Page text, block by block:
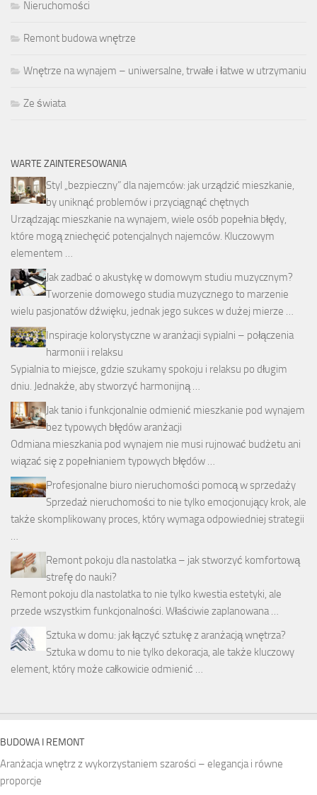
Nieruchomości
Remont budowa wnętrze
Wnętrze na wynajem – uniwersalne, trwałe i łatwe w utrzymaniu
Ze świata
WARTE ZAINTERESOWANIA
Styl „bezpieczny” dla najemców: jak urządzić mieszkanie,
by uniknąć problemów i przyciągnąć chętnych
Urządzając mieszkanie na wynajem, wiele osób popełnia błędy,
które mogą zniechęcić potencjalnych najemców. Kluczowym
elementem …
Jak zadbać o akustykę w domowym studiu muzycznym?
Tworzenie domowego studia muzycznego to marzenie
wielu pasjonatów dźwięku, jednak jego sukces w dużej mierze …
Inspiracje kolorystyczne w aranżacji sypialni – połączenia
harmonii i relaksu
Sypialnia to miejsce, gdzie szukamy spokoju i relaksu po długim
dniu. Jednakże, aby stworzyć harmonijną …
Jak tanio i funkcjonalnie odmienić mieszkanie pod wynajem
bez typowych błędów aranżacji
Odmiana mieszkania pod wynajem nie musi rujnować budżetu ani
wiązać się z popełnianiem typowych błędów …
Profesjonalne biuro nieruchomości pomocą w sprzedaży
Sprzedaż nieruchomości to nie tylko emocjonujący krok, ale
także skomplikowany proces, który wymaga odpowiedniej strategii
…
Remont pokoju dla nastolatka – jak stworzyć komfortową
strefę do nauki?
Remont pokoju dla nastolatka to nie tylko kwestia estetyki, ale
przede wszystkim funkcjonalności. Właściwie zaplanowana …
Sztuka w domu: jak łączyć sztukę z aranżacją wnętrza?
Sztuka w domu to nie tylko dekoracja, ale także kluczowy
element, który może całkowicie odmienić …
BUDOWA I REMONT
Aranżacja wnętrz z wykorzystaniem szarości – elegancja i równe
proporcje